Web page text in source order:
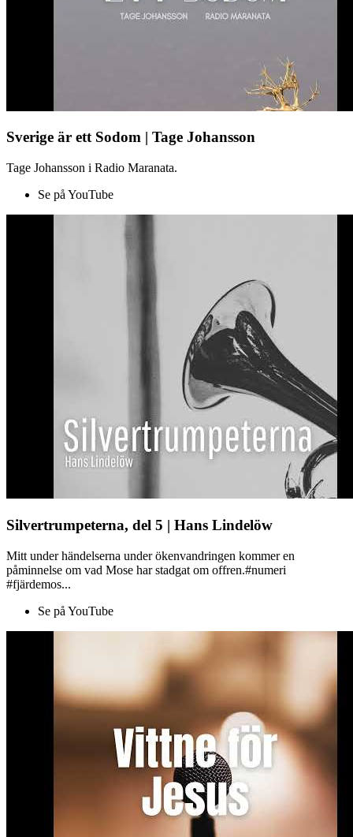
Sverige är ett Sodom | Tage Johansson
Tage Johansson i Radio Maranata.
Se på YouTube
Silvertrumpeterna, del 5 | Hans Lindelöw
Mitt under händelserna under ökenvandringen kommer en
påminnelse om vad Mose har stadgat om offren.#numeri
#fjärdemos...
Se på YouTube